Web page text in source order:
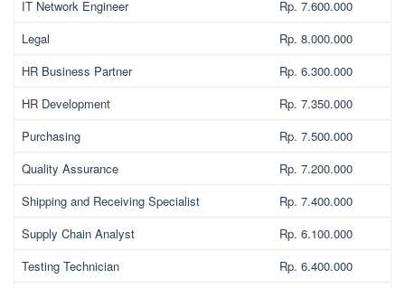
IT Network Engineer
Rp. 7.600.000
Legal
Rp. 8.000.000
HR Business Partner
Rp. 6.300.000
HR Development
Rp. 7.350.000
Purchasing
Rp. 7.500.000
Quality Assurance
Rp. 7.200.000
Shipping and Receiving Specialist
Rp. 7.400.000
Supply Chain Analyst
Rp. 6.100.000
Testing Technician
Rp. 6.400.000